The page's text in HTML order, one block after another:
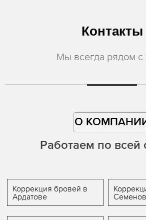
Контакты
Мы всегда рядом с
О
Работаем по всей
Коррекция бровей в
Ардатове